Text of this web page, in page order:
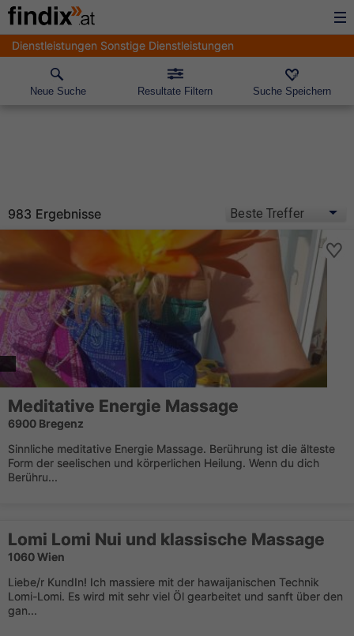
Dienstleistungen Sonstige Dienstleistungen
Neue Suche Resultate Filtern Suche Speichern
983 Ergebnisse
Meditative Energie Massage
6900 Bregenz
Sinnliche meditative Energie Massage. Berührung ist die älteste
Form der seelischen und körperlichen Heilung. Wenn du dich
Berühru...
Lomi Lomi Nui und klassische Massage
1060 Wien
Liebe/r KundIn! Ich massiere mit der hawaijanischen Technik
Lomi-Lomi. Es wird mit sehr viel Öl gearbeitet und sanft über den
gan...